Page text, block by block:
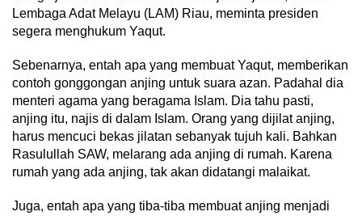
Lembaga Adat Melayu (LAM) Riau, meminta presiden
segera menghukum Yaqut.
Sebenarnya, entah apa yang membuat Yaqut, memberikan
contoh gonggongan anjing untuk suara azan. Padahal dia
menteri agama yang beragama Islam. Dia tahu pasti,
anjing itu, najis di dalam Islam. Orang yang dijilat anjing,
harus mencuci bekas jilatan sebanyak tujuh kali. Bahkan
Rasulullah SAW, melarang ada anjing di rumah. Karena
rumah yang ada anjing, tak akan didatangi malaikat.
Juga, entah apa yang tiba-tiba membuat anjing menjadi